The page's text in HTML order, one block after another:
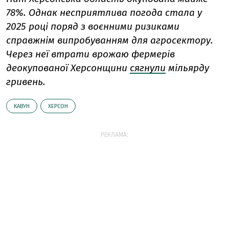
78%. Однак несприятлива погода стала у
2025 році поряд з воєнними ризиками
справжнім випробуванням для агросектору.
Через неї втрати врожаю фермерів
деокупованої Херсонщини сягнули мільярду
гривень.
КАВУН ХЕРСОН
РЕКЛАМА: